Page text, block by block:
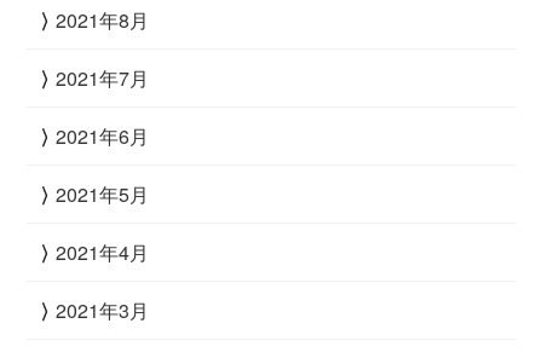
2021年8月
2021年7月
2021年6月
2021年5月
2021年4月
2021年3月